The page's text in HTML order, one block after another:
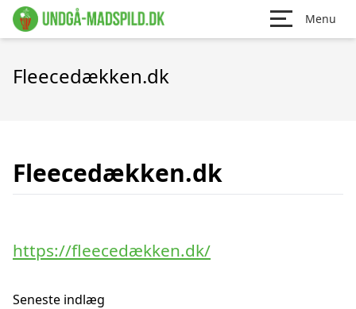
Menu
Fleecedækken.dk
Fleecedækken.dk
https://fleecedækken.dk/
Seneste indlæg